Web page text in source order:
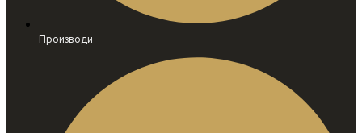
Производи